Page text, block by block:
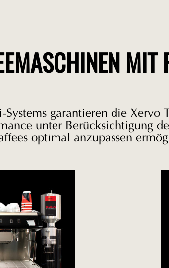
MIT
Systems garantieren die
unter Berücksichtigung
optimal anzupassen